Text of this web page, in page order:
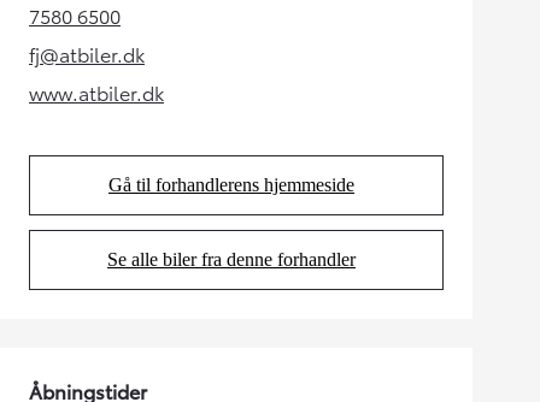
7580 6500(Opens in new tab)
fj@atbiler.dk(Opens in new tab)
www.atbiler.dk(Opens in new tab)
Gå til forhandlerens hjemmeside
(Opens in new tab)
Se alle biler fra denne forhandler
(Opens in new tab)
Åbningstider